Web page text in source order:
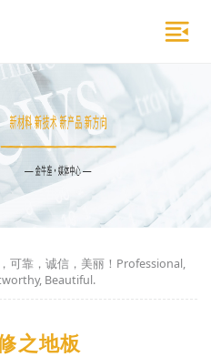
可靠，诚信，美丽！Professional,
Beautiful.
之地板